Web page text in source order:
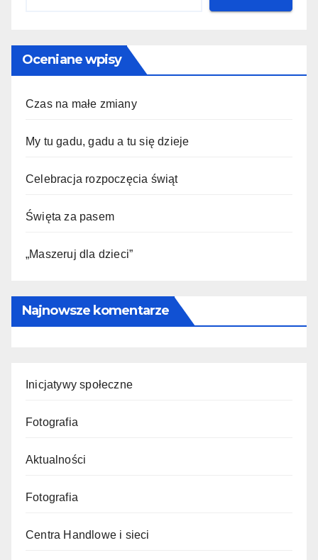
Oceniane wpisy
Czas na małe zmiany
My tu gadu, gadu a tu się dzieje
Celebracja rozpoczęcia świąt
Święta za pasem
„Maszeruj dla dzieci”
Najnowsze komentarze
Inicjatywy społeczne
Fotografia
Aktualności
Fotografia
Centra Handlowe i sieci